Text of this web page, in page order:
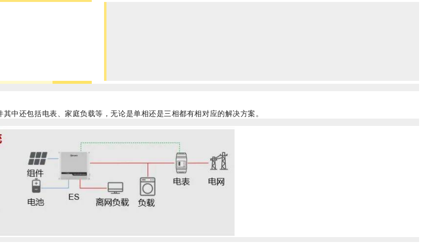
中还包括电表、家庭负载等，无论是单相还是三相都有相对应的解决方案。